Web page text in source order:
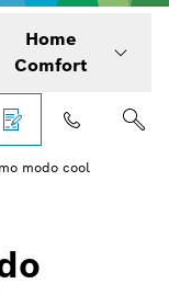
Home
Comfort
modo cool